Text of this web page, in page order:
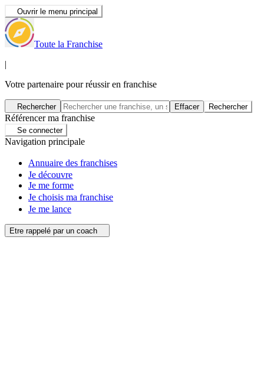
Ouvrir le menu principal
Toute la Franchise
|
Votre partenaire pour réussir en franchise
Rechercher Effacer Rechercher
Référencer ma franchise
Se connecter
Navigation principale
Annuaire des franchises
Je découvre
Je me forme
Je choisis ma franchise
Je me lance
Etre rappelé par un coach